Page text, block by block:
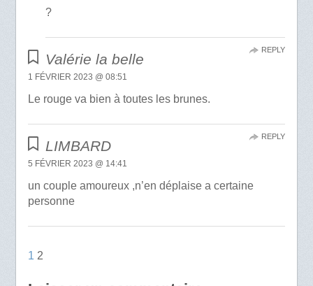
?
Valérie la belle
1 FÉVRIER 2023 @ 08:51
Le rouge va bien à toutes les brunes.
REPLY
LIMBARD
5 FÉVRIER 2023 @ 14:41
un couple amoureux ,n’en déplaise a certaine
personne
REPLY
1 2